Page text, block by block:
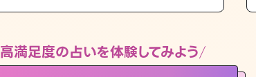
高満足度の占いを体験してみよう